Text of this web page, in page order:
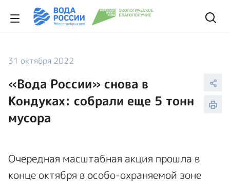
31 октября 2022
«Вода России» снова в
Кондуках: собрали еще 5 тонн
мусора
Очередная масштабная акция прошла в
конце октября в особо-охраняемой зоне